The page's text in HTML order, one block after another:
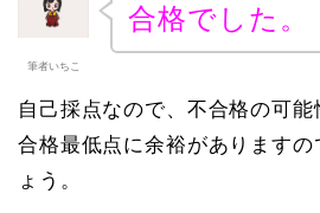
筆者いちこ
合格でした。
自己採点なので、不合格の可
合格最低点に余裕がありますの
ょう。